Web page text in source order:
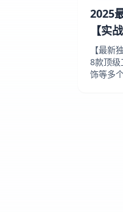
2025
【实
【最新
8款顶级
饰等多